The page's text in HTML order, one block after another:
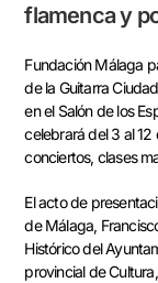
flamenca y
Fundación Málaga
de la Guitarra
en el Salón de los
celebrará del 3 al
conciertos, clases
El acto de
de Málaga,
Histórico del
provincial de